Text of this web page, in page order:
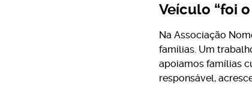
Veículo “foi
Na Associação
famílias. Um
apoiamos famílias
responsável,